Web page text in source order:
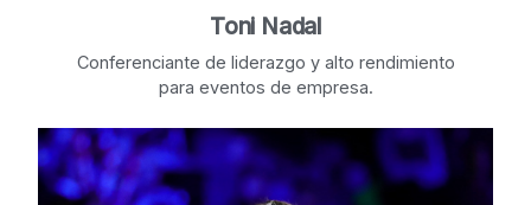
Toni Nadal
Conferenciante de liderazgo y alto rendimiento
para eventos de empresa.